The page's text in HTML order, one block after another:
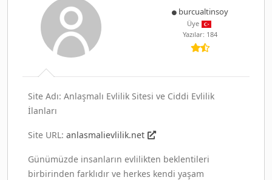
burcualtinsoy
Üye
Yazılar: 184
Site Adı: Anlaşmalı Evlilik Sitesi ve Ciddi Evlilik
İlanları
Site URL: anlasmalievlilik.net
Günümüzde insanların evlilikten beklentileri
birbirinden farklıdır ve herkes kendi yaşam